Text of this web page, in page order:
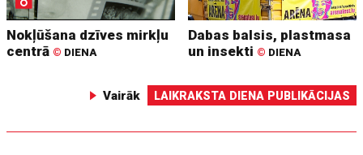
Nokļūšana dzīves mirkļu
centrā © DIENA
Dabas balsis, plastmasa
un insekti © DIENA
Vairāk LAIKRAKSTA DIENA PUBLIKĀCIJAS